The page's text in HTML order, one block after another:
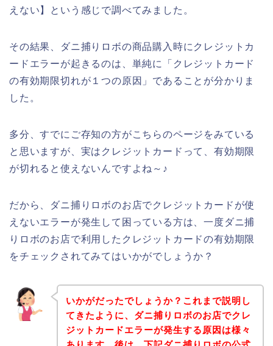
えない】という感じで調べてみました。
その結果、ダニ捕りロボの商品購入時にクレジットカ
ードエラーが起きるのは、単純に「クレジットカード
の有効期限切れが１つの原因」であることが分かりま
した。
多分、すでにご存知の方がこちらのページをみている
と思いますが、実はクレジットカードって、有効期限
が切れると使えないんですよね～♪
だから、ダニ捕りロボのお店でクレジットカードが使
えないエラーが発生して困っている方は、一度ダニ捕
りロボのお店で利用したクレジットカードの有効期限
をチェックされてみてはいかがでしょうか？
いかがだったでしょうか？これまで説明し
てきたように、ダニ捕りロボのお店でクレ
ジットカードエラーが発生する原因は様々